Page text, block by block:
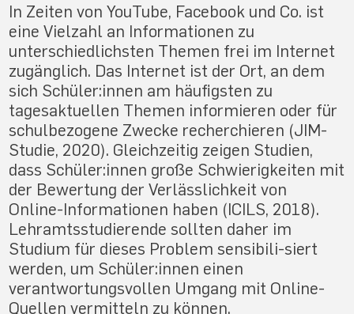
In Zeiten von YouTube, Facebook und Co. ist
eine Vielzahl an Informationen zu
unterschiedlichsten Themen frei im Internet
zugänglich. Das Internet ist der Ort, an dem
sich Schüler:innen am häufigsten zu
tagesaktuellen Themen informieren oder für
schulbezogene Zwecke recherchieren (JIM-
Studie, 2020). Gleichzeitig zeigen Studien,
dass Schüler:innen große Schwierigkeiten mit
der Bewertung der Verlässlichkeit von
Online-Informationen haben (ICILS, 2018).
Lehramtsstudierende sollten daher im
Studium für dieses Problem sensibili-siert
werden, um Schüler:innen einen
verantwortungsvollen Umgang mit Online-
Quellen vermitteln zu können.